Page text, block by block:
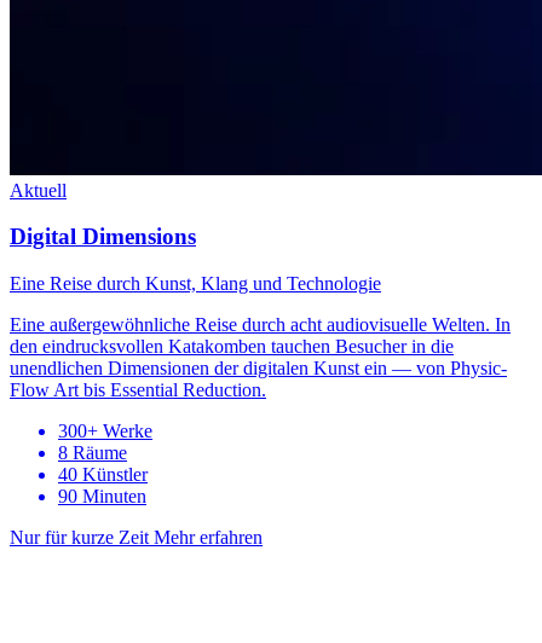
Aktuell
Digital Dimensions
Eine Reise durch Kunst, Klang und Technologie
Eine außergewöhnliche Reise durch acht audiovisuelle Welten. In
den eindrucksvollen Katakomben tauchen Besucher in die
unendlichen Dimensionen der digitalen Kunst ein — von Physic-
Flow Art bis Essential Reduction.
300+ Werke
8 Räume
40 Künstler
90 Minuten
Nur für kurze Zeit Mehr erfahren